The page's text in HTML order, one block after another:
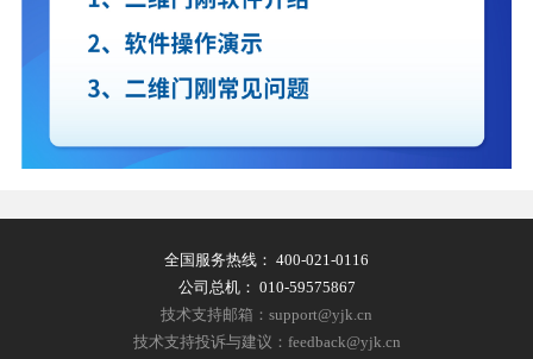
全国服务热线： 400-021-0116
公司总机： 010-59575867
技术支持邮箱：support@yjk.cn
技术支持投诉与建议：feedback@yjk.cn